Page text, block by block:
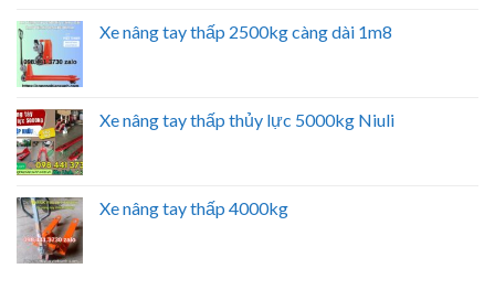
Xe nâng tay thấp 2500kg càng dài 1m8
Xe nâng tay thấp thủy lực 5000kg Niuli
Xe nâng tay thấp 4000kg